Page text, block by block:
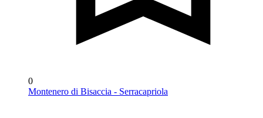
0
Montenero di Bisaccia - Serracapriola